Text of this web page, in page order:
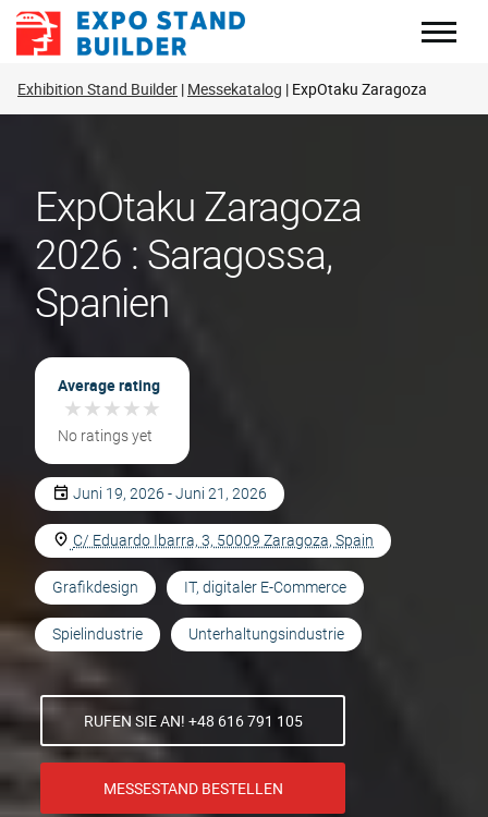
Zum
Inhalt
Exhibition Stand Builder Messekatalog ExpOtaku Zaragoza
ExpOtaku Zaragoza
2026 : Saragossa,
Spanien
Average rating
★★★★★
★★★★★
No ratings yet
Juni 19, 2026 - Juni 21, 2026
C/ Eduardo Ibarra, 3, 50009 Zaragoza, Spain
Grafikdesign IT, digitaler E-Commerce
Spielindustrie Unterhaltungsindustrie
RUFEN SIE AN! +48 616 791 105
MESSESTAND BESTELLEN